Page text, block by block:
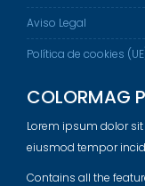
Aviso Legal
Política de cookies
COLORMAG
Lorem ipsum dolor
eiusmod tempor
Contains all the